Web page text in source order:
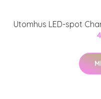
Utomhus LED-spot